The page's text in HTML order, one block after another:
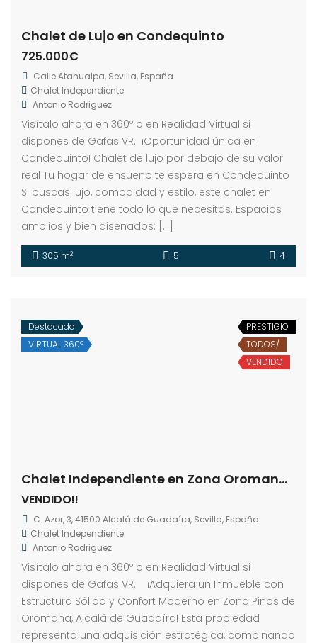
Chalet de Lujo en Condequinto
725.000€
Calle Atahualpa, Sevilla, España
Chalet Independiente
Antonio Rodriguez
Visítalo ahora en 360º o en Realidad Virtual si
dispones de Gafas VR. ¡Oportunidad única en
Condequinto! Chalet de lujo por debajo de su valor
real Tu hogar de ensueño te espera en Condequinto
Si buscas lujo, comodidad y estilo, este chalet en
Condequinto tiene todo lo que necesitas. Espacios
amplios y bien diseñados: […]
305 m2 5 4
Destacado
VIRTUAL 360º
PRESTIGIO
TODOS/
VENDIDO
Chalet Independiente en Zona Oromana-La Juncosa
VENDIDO!!
C. Azor, 3, 41500 Alcalá de Guadaíra, Sevilla, España
Chalet Independiente
Antonio Rodriguez
Visítalo ahora en 360º o en Realidad Virtual si
dispones de Gafas VR. ¡Adquiera un Inmueble con
Estructura Sólida y Confort Moderno en Zona Pinos de
Oromana, Alcalá de Guadaíra! Esta propiedad
representa una adquisición estratégica, combinando